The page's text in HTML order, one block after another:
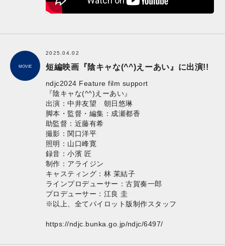
MOVIE
2025.04.02
短編映画『陰キャな(^^)えーあい』に出演!!
ndjc2024 Feature film support
『陰キャな(^^)えーあい』
出演：中井友望 朝日悠琳
脚本・監督・編集：成瀬都香
助監督：近藤有希
撮影：関口洋平
照明：山口峰寛
録音：小濱 匠
制作：アライジン
キャスティング：林 茉結子
ラインプロデューサー：古賀奏一郎
プロデューサー：江良 圭
※以上、全てパイロット版制作スタッフ
https://ndjc.bunka.go.jp/ndjc/6497/